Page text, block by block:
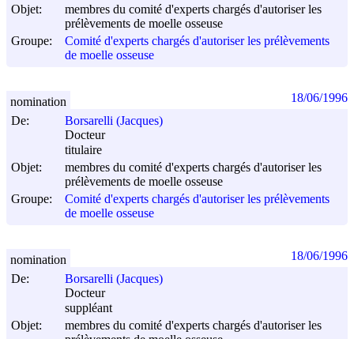
Objet:
membres du comité d'experts chargés d'autoriser les
prélèvements de moelle osseuse
Groupe:
Comité d'experts chargés d'autoriser les prélèvements
de moelle osseuse
De:
Borsarelli (Jacques)
Docteur
titulaire
Objet:
membres du comité d'experts chargés d'autoriser les
prélèvements de moelle osseuse
Groupe:
Comité d'experts chargés d'autoriser les prélèvements
de moelle osseuse
nomination 18/06/1996
De:
Borsarelli (Jacques)
Docteur
suppléant
Objet:
membres du comité d'experts chargés d'autoriser les
nomination 18/06/1996